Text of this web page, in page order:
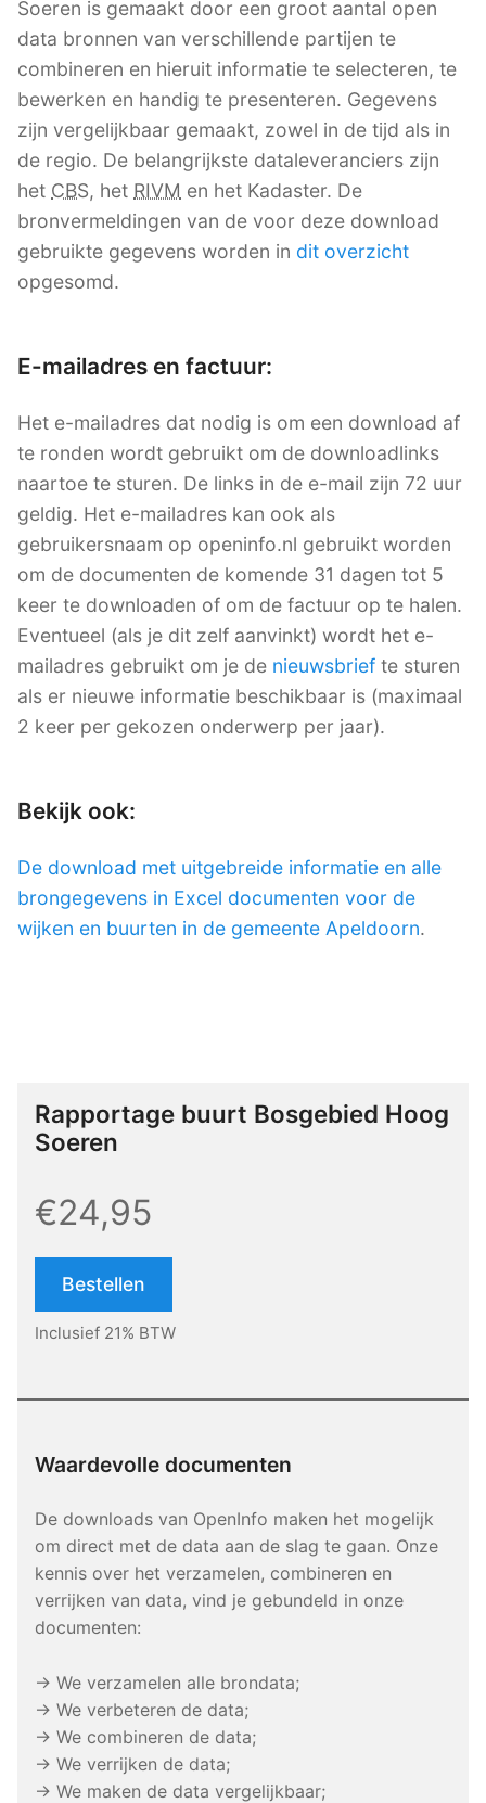
Soeren is gemaakt door een groot aantal open
data bronnen van verschillende partijen te
combineren en hieruit informatie te selecteren, te
bewerken en handig te presenteren. Gegevens
zijn vergelijkbaar gemaakt, zowel in de tijd als in
de regio. De belangrijkste dataleveranciers zijn
het CBS, het RIVM en het Kadaster. De
bronvermeldingen van de voor deze download
gebruikte gegevens worden in dit overzicht
opgesomd.
E-mailadres en factuur:
Het e-mailadres dat nodig is om een download af
te ronden wordt gebruikt om de downloadlinks
naartoe te sturen. De links in de e-mail zijn 72 uur
geldig. Het e-mailadres kan ook als
gebruikersnaam op openinfo.nl gebruikt worden
om de documenten de komende 31 dagen tot 5
keer te downloaden of om de factuur op te halen.
Eventueel (als je dit zelf aanvinkt) wordt het e-
mailadres gebruikt om je de nieuwsbrief te sturen
als er nieuwe informatie beschikbaar is (maximaal
2 keer per gekozen onderwerp per jaar).
Bekijk ook:
De download met uitgebreide informatie en alle
brongegevens in Excel documenten voor de
wijken en buurten in de gemeente Apeldoorn.
Rapportage buurt Bosgebied Hoog
Soeren
€24,95
Bestellen
Inclusief 21% BTW
Waardevolle documenten
De downloads van OpenInfo maken het mogelijk
om direct met de data aan de slag te gaan. Onze
kennis over het verzamelen, combineren en
verrijken van data, vind je gebundeld in onze
documenten:
→ We verzamelen alle brondata;
→ We verbeteren de data;
→ We combineren de data;
→ We verrijken de data;
→ We maken de data vergelijkbaar;